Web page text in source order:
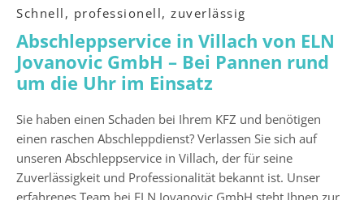
Schnell, professionell, zuverlässig
Abschleppservice in Villach von ELN
Jovanovic GmbH – Bei Pannen rund
um die Uhr im Einsatz
Sie haben einen Schaden bei Ihrem KFZ und benötigen
einen raschen Abschleppdienst? Verlassen Sie sich auf
unseren Abschleppservice in Villach, der für seine
Zuverlässigkeit und Professionalität bekannt ist. Unser
erfahrenes Team bei ELN Jovanovic GmbH steht Ihnen zur